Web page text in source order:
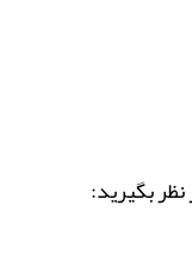
بگیرید: